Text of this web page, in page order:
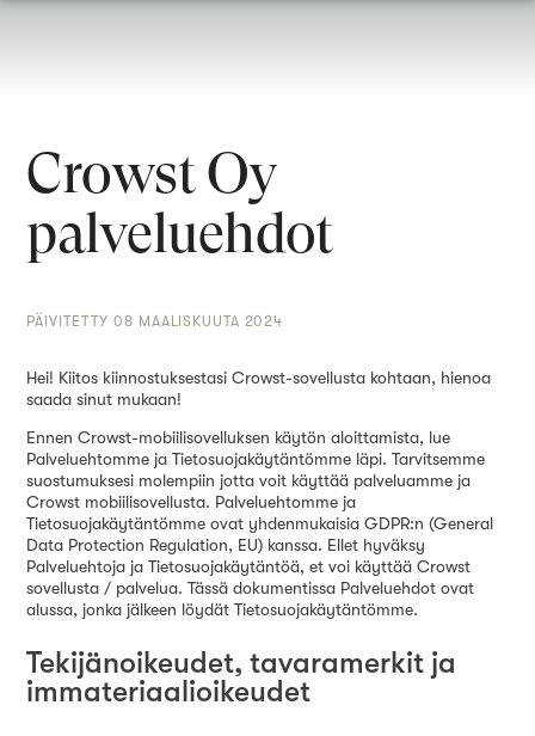
Crowst Oy
palveluehdot
PÄIVITETTY 08 MAALISKUUTA 2024
Hei! Kiitos kiinnostuksestasi Crowst-sovellusta kohtaan, hienoa
saada sinut mukaan!
Ennen Crowst-mobiilisovelluksen käytön aloittamista, lue
Palveluehtomme ja Tietosuojakäytäntömme läpi. Tarvitsemme
suostumuksesi molempiin jotta voit käyttää palveluamme ja
Crowst mobiilisovellusta. Palveluehtomme ja
Tietosuojakäytäntömme ovat yhdenmukaisia GDPR:n (General
Data Protection Regulation, EU) kanssa. Ellet hyväksy
Palveluehtoja ja Tietosuojakäytäntöä, et voi käyttää Crowst
sovellusta / palvelua. Tässä dokumentissa Palveluehdot ovat
alussa, jonka jälkeen löydät Tietosuojakäytäntömme.
Tekijänoikeudet, tavaramerkit ja
immateriaalioikeudet